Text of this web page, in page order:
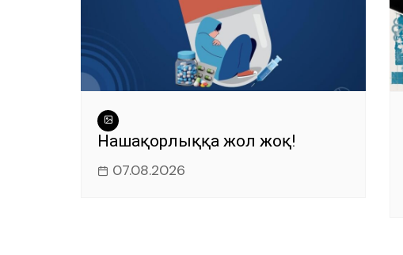
Нашақорлыққа жол жоқ!
07.08.2026